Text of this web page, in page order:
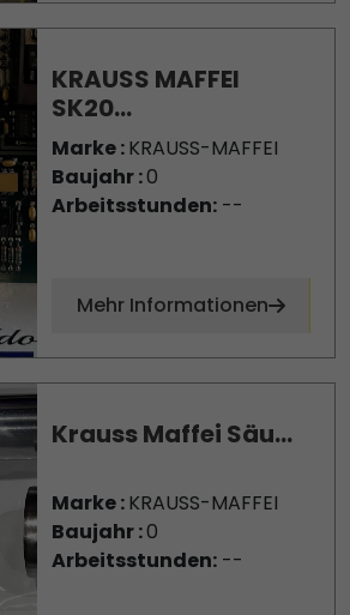
KRAUSS MAFFEI
SK20...
Marke :KRAUSS-MAFFEI
Baujahr :0
Arbeitsstunden:--
Mehr Informationen
Krauss Maffei Säu...
Marke :KRAUSS-MAFFEI
Baujahr :0
Arbeitsstunden:--